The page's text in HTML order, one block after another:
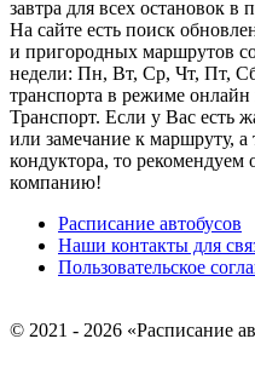
завтра для всех остановок
На сайте есть поиск
и пригородных маршрутов
недели: Пн, Вт, Ср, Чт, Пт,
транспорта в режиме
Транспорт. Если у Вас есть
или замечание к маршруту, а
кондуктора, то рекомендуем
компанию!
Расписание автобусов
Наши контакты для
Пользовательское
© 2021 - 2026 «Расписание